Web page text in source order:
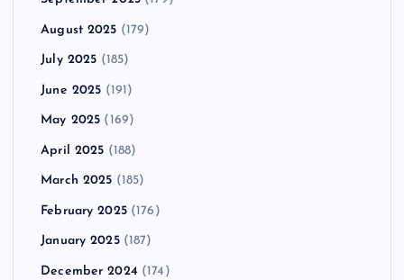
August 2025 (179)
July 2025 (185)
June 2025 (191)
May 2025 (169)
April 2025 (188)
March 2025 (185)
February 2025(176)
January 2025(187)
December 2024 (174)